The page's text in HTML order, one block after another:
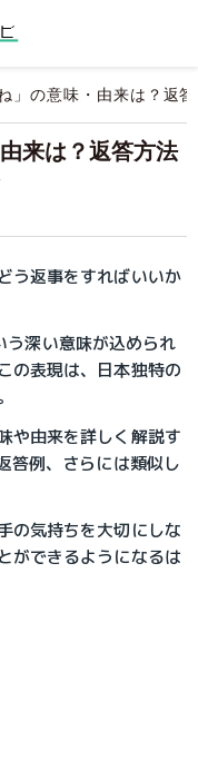
」の意味・由来は？返
来は？返答方法
う返事をすればいいか
深い意味が込められ
の表現は、日本独特の
や由来を詳しく解説す
答例、さらには類似し
の気持ちを大切にしな
ができるようになるは